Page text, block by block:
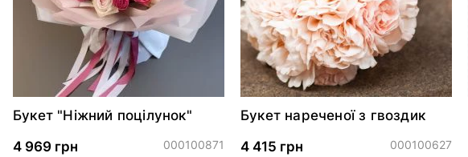
Букет "Ніжний поцілунок"
4 969 грн
000100871
Букет нареченої з гвоздик
4 415 грн
000100627